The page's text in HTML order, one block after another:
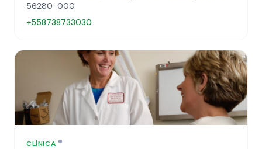
56280-000
+558738733030
CLÍNICA